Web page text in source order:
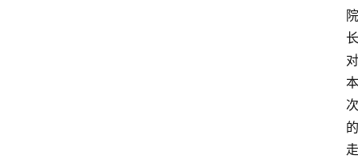
院
长
对
本
次
的
走